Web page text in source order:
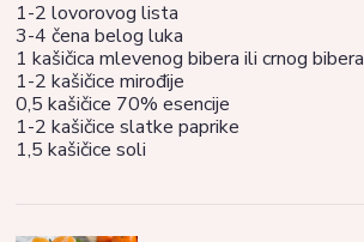
1-2 lovorovog lista
3-4 čena belog luka
1 kašičica mlevenog bibera ili crnog bibera
1-2 kašičice mirođije
0,5 kašičice 70% esencije
1-2 kašičice slatke paprike
1,5 kašičice soli